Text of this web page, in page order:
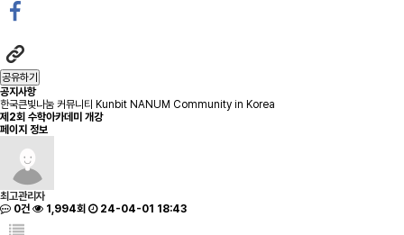
공유하기
공지사항
한국큰빛나눔 커뮤니티 Kunbit NANUM Community in Korea
제2회 수학아카데미 개강
페이지 정보
최고관리자
0건
1,994회 24-04-01 18:43